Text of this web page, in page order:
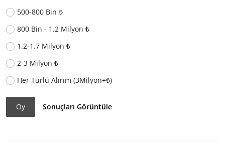
500-800 Bin ₺
800 Bin - 1.2 Milyon ₺
1.2-1.7 Milyon ₺
2-3 Milyon ₺
Her Türlü Alırım (3Milyon+₺)
Oy Sonuçları Görüntüle